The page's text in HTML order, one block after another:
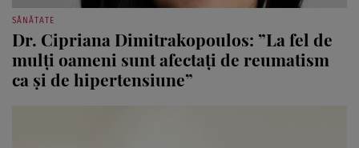
SĂNĂTATE
Dr. Cipriana Dimitrakopoulos: ”La fel de
mulți oameni sunt afectați de reumatism
ca și de hipertensiune”